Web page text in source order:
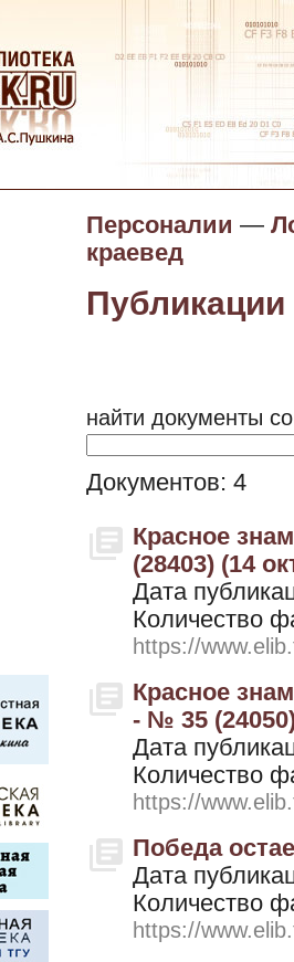
Персоналии —
краевед
Публикации
найти документы
Документов: 4
Красное
(28403) (14
Дата
Количество
https://
Красное
- № 35
Дата
Количество
https://
Победа
Дата
Количество
https://